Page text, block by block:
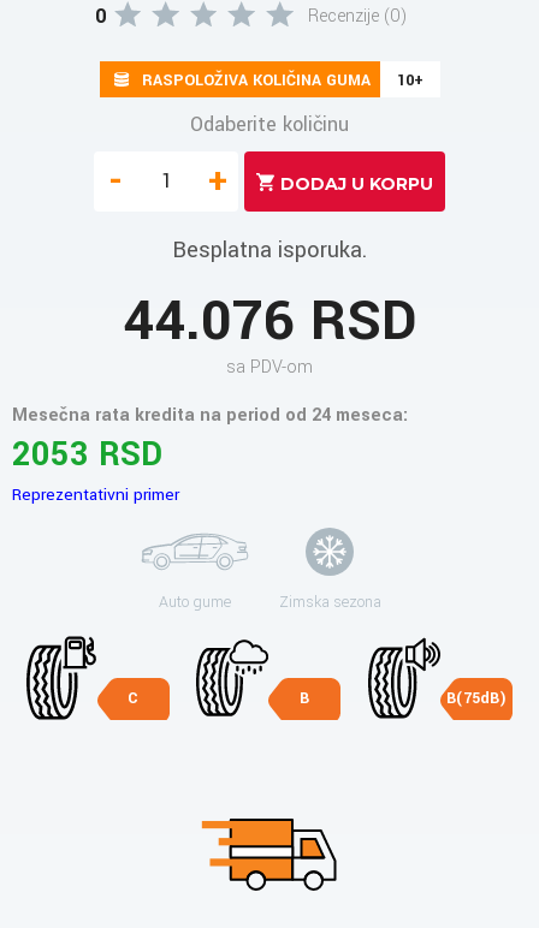
0 Recenzije (0)
RASPOLOŽIVA KOLIČINA GUMA 10+
Odaberite količinu
- +
Besplatna isporuka.
44.076 RSD
sa PDV-om
Mesečna rata kredita na period od 24 meseca:
2053 RSD
Reprezentativni primer
Auto gume Zimska sezona
C B B(75dB)